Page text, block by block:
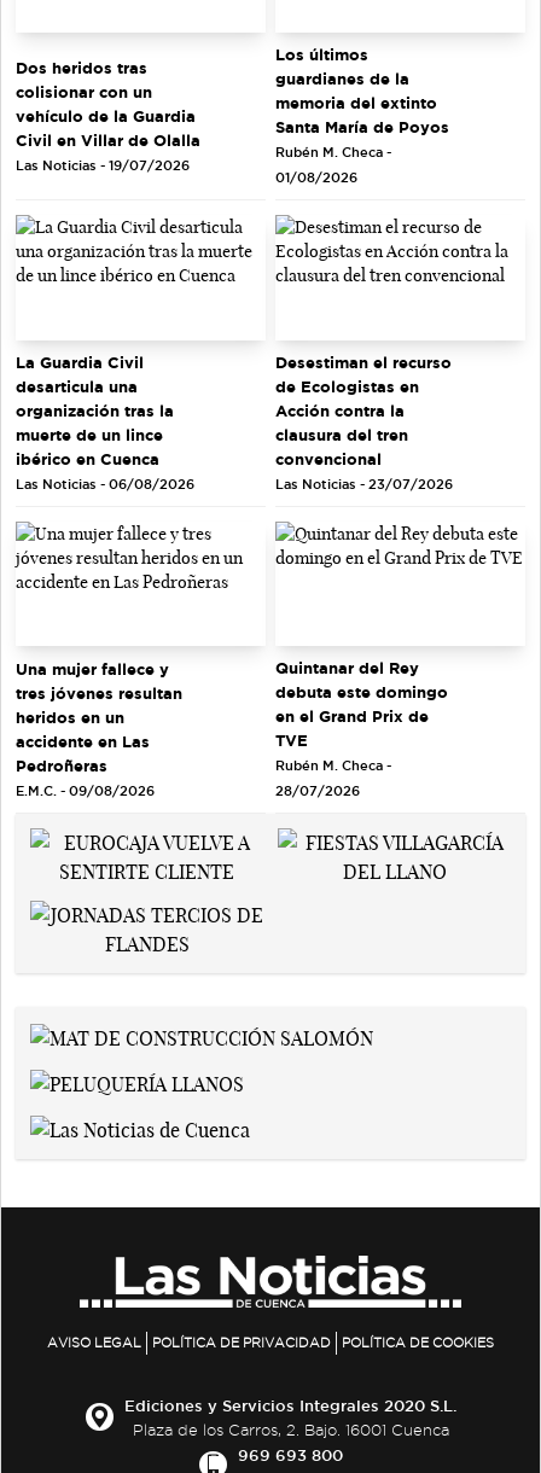
Dos heridos tras
colisionar con un
vehículo de la Guardia
Civil en Villar de Olalla
Las Noticias - 19/07/2026
Los últimos
guardianes de la
memoria del extinto
Santa María de Poyos
Rubén M. Checa -
01/08/2026
La Guardia Civil
desarticula una
organización tras la
muerte de un lince
ibérico en Cuenca
Las Noticias - 06/08/2026
Desestiman el recurso
de Ecologistas en
Acción contra la
clausura del tren
convencional
Las Noticias - 23/07/2026
Una mujer fallece y
tres jóvenes resultan
heridos en un
accidente en Las
Pedroñeras
E.M.C. - 09/08/2026
Quintanar del Rey
debuta este domingo
en el Grand Prix de
TVE
Rubén M. Checa -
28/07/2026
AVISO LEGAL POLÍTICA DE PRIVACIDAD POLÍTICA DE COOKIES
Ediciones y Servicios Integrales 2020 S.L.
Plaza de los Carros, 2. Bajo. 16001 Cuenca
969 693 800